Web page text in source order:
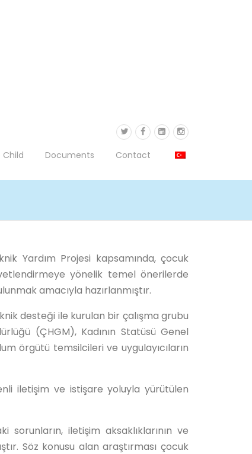
Documents Contact
Yardım Projesi kapsamında, çocuk
yönelik temel önerilerde
amacıyla hazırlanmıştır.
desteği ile kurulan bir çalışma grubu
(ÇHGM), Kadının Statüsü Genel
örgütü temsilcileri ve uygulayıcıların
iletişim ve istişare yoluyla yürütülen
sorunların, iletişim aksaklıklarının ve
Söz konusu alan araştırması çocuk